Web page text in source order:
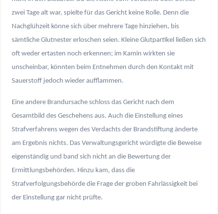
zwei Tage alt war, spielte für das Gericht keine Rolle. Denn die
Nachglühzeit könne sich über mehrere Tage hinziehen, bis
sämtliche Glutnester erloschen seien. Kleine Glutpartikel ließen sich
oft weder ertasten noch erkennen; im Kamin wirkten sie
unscheinbar, könnten beim Entnehmen durch den Kontakt mit
Sauerstoff jedoch wieder aufflammen.
Eine andere Brandursache schloss das Gericht nach dem
Gesamtbild des Geschehens aus. Auch die Einstellung eines
Strafverfahrens wegen des Verdachts der Brandstiftung änderte
am Ergebnis nichts. Das Verwaltungsgericht würdigte die Beweise
eigenständig und band sich nicht an die Bewertung der
Ermittlungsbehörden. Hinzu kam, dass die
Strafverfolgungsbehörde die Frage der groben Fahrlässigkeit bei
der Einstellung gar nicht prüfte.